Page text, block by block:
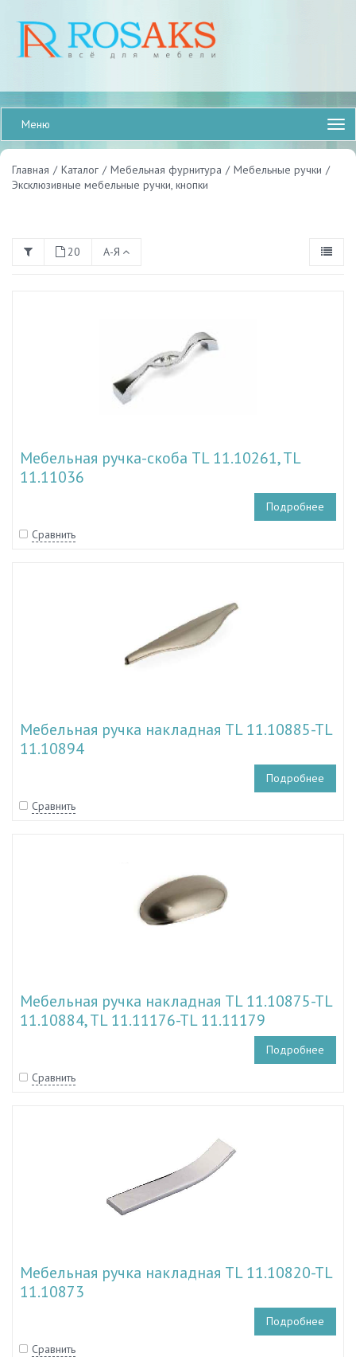
Меню
Главная / Каталог / Мебельная фурнитура / Мебельные ручки /
Эксклюзивные мебельные ручки, кнопки
20 А-Я
Мебельная ручка-скоба TL 11.10261, TL
11.11036
Подробнее
Сравнить
Мебельная ручка накладная TL 11.10885-TL
11.10894
Подробнее
Сравнить
Мебельная ручка накладная TL 11.10875-TL
11.10884, TL 11.11176-TL 11.11179
Подробнее
Сравнить
Мебельная ручка накладная TL 11.10820-TL
11.10873
Подробнее
Сравнить